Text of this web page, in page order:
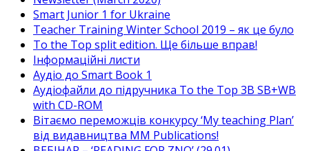
Smart Junior 1 for Ukraine
Teacher Training Winter School 2019 – як це було
To the Top split edition. Ще більше вправ!
Інформаційні листи
Аудіо до Smart Book 1
Аудіофайли до підручника To the Top 3B SB+WB
with CD-ROM
Вітаємо переможців конкурсу ‘My teaching Plan’
від видавництва MM Publications!